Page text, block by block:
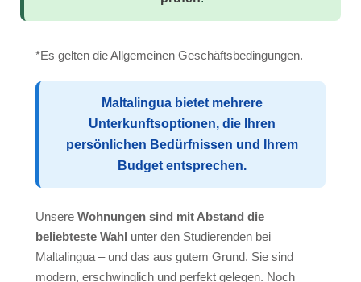
das Team
Auszeichnungen
ST Star Awards
Bewertung
Englischkurse
Unterkunft
*Es gelten die Allgemeinen Geschäftsbedingungen.
Maltalingua bietet mehrere
Unterkunftsoptionen, die Ihren
persönlichen Bedürfnissen und Ihrem
Budget entsprechen.
Unsere Wohnungen sind mit Abstand die
beliebteste Wahl unter den Studierenden bei
Maltalingua – und das aus gutem Grund. Sie sind
modern, erschwinglich und perfekt gelegen. Noch